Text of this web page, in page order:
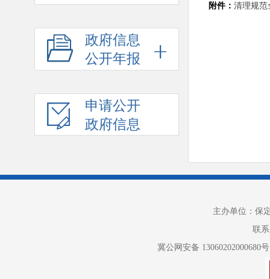
政府信息
公开年报
申请公开
政府信息
附件： 清理规范
主办单位：保
联
冀公网安备 13060202000680